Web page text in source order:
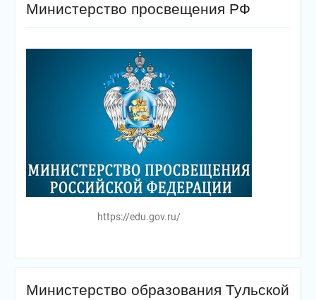
Министерство просвещения РФ
https://edu.gov.ru/
Министерство образования Тульской